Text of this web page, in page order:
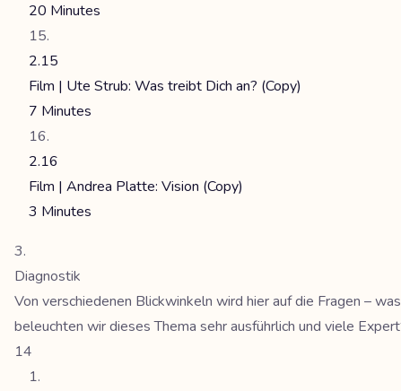
20 Minutes
2.15
Film | Ute Strub: Was treibt Dich an? (Copy)
7 Minutes
2.16
Film | Andrea Platte: Vision (Copy)
3 Minutes
Diagnostik
Von verschiedenen Blickwinkeln wird hier auf die Fragen –
beleuchten wir dieses Thema sehr ausführlich und viele
14